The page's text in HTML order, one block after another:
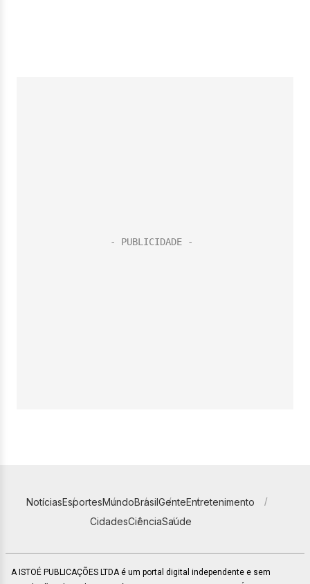
NotíciasEsportesMundoBrasilGenteEntretenimento
CidadesCiênciaSaúde
A ISTOÉ PUBLICAÇÕES LTDA é um portal digital independente e sem